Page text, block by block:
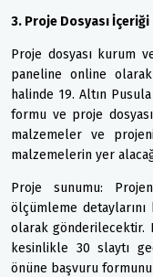
3. Proje Dosyası İçeriği
Proje dosyası kurum
paneline online
halinde 19. Altın
formu ve proje
malzemeler ve
malzemelerin yer
Proje sunumu:
ölçümleme
olarak gönderilecektir.
kesinlikle 30 slaytı
önüne başvuru